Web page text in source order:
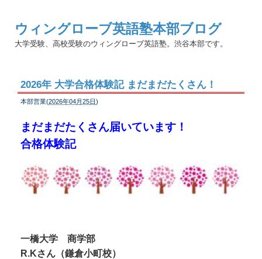
ウィングローブ英語塾本部ブログ
大学受験、高校受験のウィングローブ英語塾。渋谷本部です。
2026年 大学合格体験記 まだまだたくさん！
本部営業(2026年04月25日)
まだまだたくさん届いています！
合格体験記
一橋大学 商学部
R.Kさん（鎌倉小町校）